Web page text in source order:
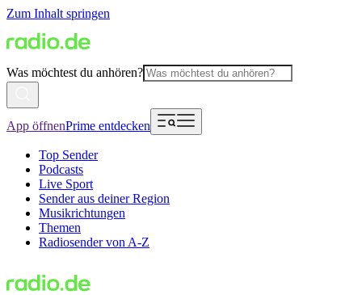
Zum Inhalt springen
Was möchtest du anhören?
App öffnenPrime entdecken
Top Sender
Podcasts
Live Sport
Sender aus deiner Region
Musikrichtungen
Themen
Radiosender von A-Z